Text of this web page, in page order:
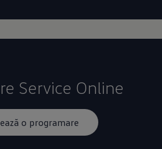
Service Online
o programare